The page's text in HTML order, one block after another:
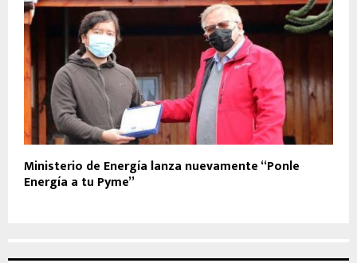
Ministerio de Energía lanza nuevamente “Ponle
Energía a tu Pyme”